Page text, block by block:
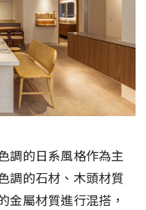
調的日系風格作為主
調的石材、木頭材質
金屬材質進行混搭，